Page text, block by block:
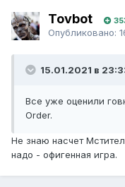
Tovbot
Опубликовано:
15.01.2021 в
Все уже оценили
Order.
Не знаю насчет
надо - офигенная игра.